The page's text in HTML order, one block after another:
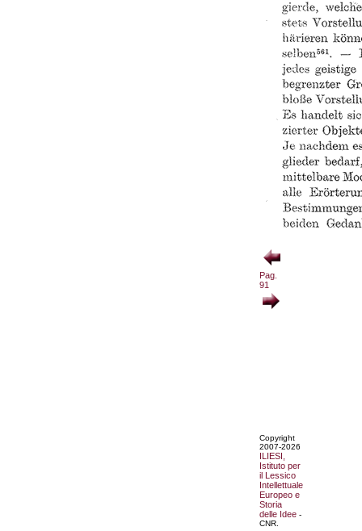
Pag.
91
Copyright
2007-2026
ILIESI,
Istituto per
il Lessico
Intellettuale
Europeo e
Storia
delle Idee -
CNR.